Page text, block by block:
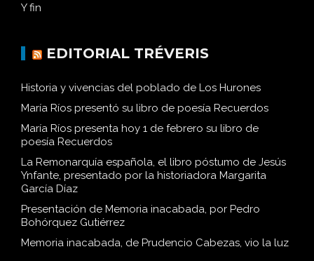
Y fin
EDITORIAL TRÉVERIS
Historia y vivencias del poblado de Los Hurones
María Ríos presentó su libro de poesía Recuerdos
María Ríos presenta hoy 1 de febrero su libro de
poesía Recuerdos
La Remonarquía española, el libro póstumo de Jesús
Ynfante, presentado por la historiadora Margarita
García Díaz
Presentación de Memoria inacabada, por Pedro
Bohórquez Gutiérrez
Memoria inacabada, de Prudencio Cabezas, vio la luz